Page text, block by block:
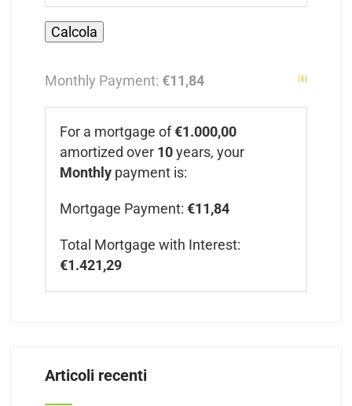
Monthly Payment: €11,84
For a mortgage of€1.000,00
amortized over 10years, your
Monthlypayment is:
Mortgage Payment: €11,84
Total Mortgage with Interest:
€1.421,29
Articoli recenti